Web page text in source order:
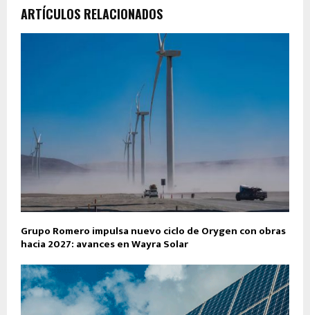
ARTÍCULOS RELACIONADOS
Grupo Romero impulsa nuevo ciclo de Orygen con obras
hacia 2027: avances en Wayra Solar